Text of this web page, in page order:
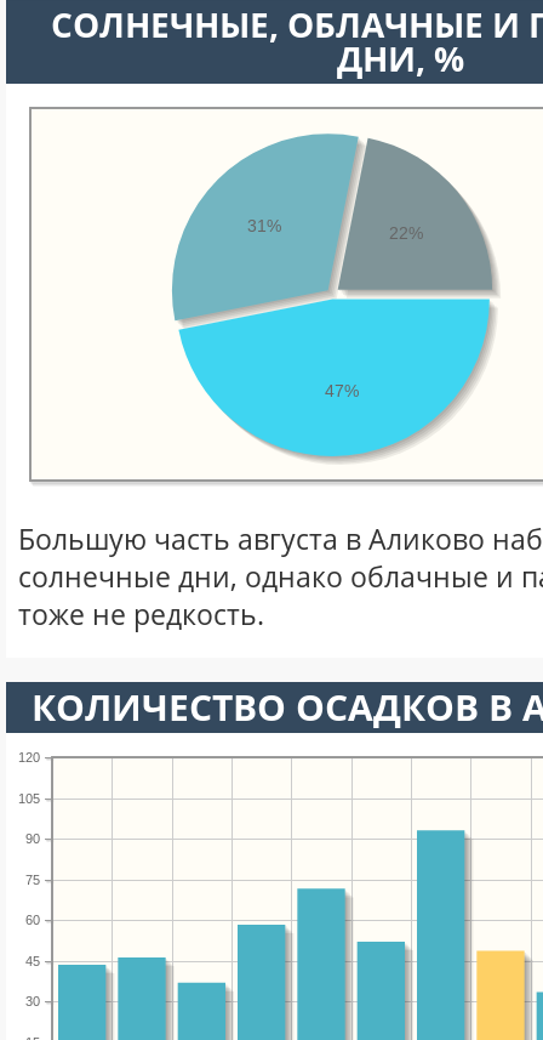
CОЛНЕЧНЫЕ, ОБЛАЧНЫЕ И
ДНИ, %
47%
31% 22%
Большую часть августа в Аликово
солнечные дни, однако облачные и
тоже не редкость.
КОЛИЧЕСТВО ОСАДКОВ В
30
45
60
75
90
105
120